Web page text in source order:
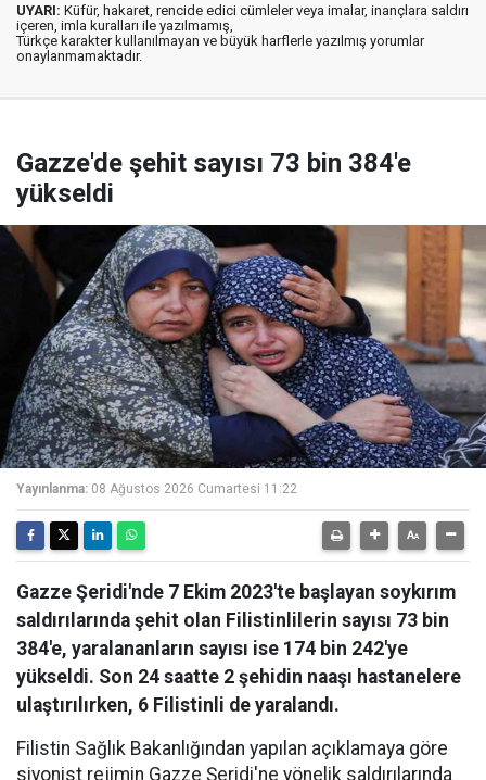
UYARI: Küfür, hakaret, rencide edici cümleler veya imalar, inançlara saldırı
içeren, imla kuralları ile yazılmamış,
Türkçe karakter kullanılmayan ve büyük harflerle yazılmış yorumlar
onaylanmamaktadır.
Gazze'de şehit sayısı 73 bin 384'e
yükseldi
Yayınlanma: 08 Ağustos 2026 Cumartesi 11:22
Gazze Şeridi'nde 7 Ekim 2023'te başlayan soykırım
saldırılarında şehit olan Filistinlilerin sayısı 73 bin
384'e, yaralananların sayısı ise 174 bin 242'ye
yükseldi. Son 24 saatte 2 şehidin naaşı hastanelere
ulaştırılırken, 6 Filistinli de yaralandı.
Filistin Sağlık Bakanlığından yapılan açıklamaya göre
siyonist rejimin Gazze Şeridi'ne yönelik saldırılarında